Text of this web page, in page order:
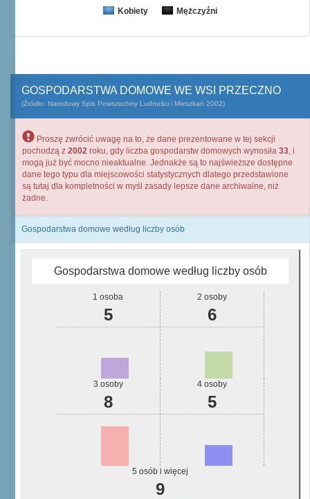
Kobiety Mężczyźni
GOSPODARSTWA DOMOWE WE WSI PRZECZNO
(Źródło: Narodowy Spis Powszechny Ludności i Mieszkań 2002)
Proszę zwrócić uwagę na to, że dane prezentowane w tej sekcji
pochodzą z 2002 roku, gdy liczba gospodarstw domowych wynosiła 33, i
mogą już być mocno nieaktualne. Jednakże są to najświeższe dostępne
dane tego typu dla miejscowości statystycznych dlatego przedstawione
są tutaj dla kompletności w myśl zasady lepsze dane archiwalne, niż
żadne.
Gospodarstwa domowe według liczby osób
Gospodarstwa domowe według liczby osób
1 osoba
5
2 osoby
6
3 osoby
8
4 osoby
5
5 osób i więcej
9